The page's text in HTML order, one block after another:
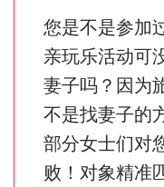
您是不是参加
亲玩乐活动可
妻子吗？因为
不是找妻子的
部分女士们对
败！对象精准